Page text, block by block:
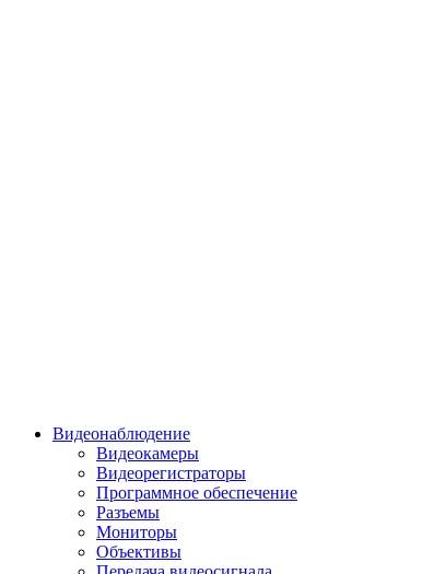
Видеонаблюдение
Видеокамеры
Видеорегистраторы
Программное обеспечение
Разъемы
Мониторы
Объективы